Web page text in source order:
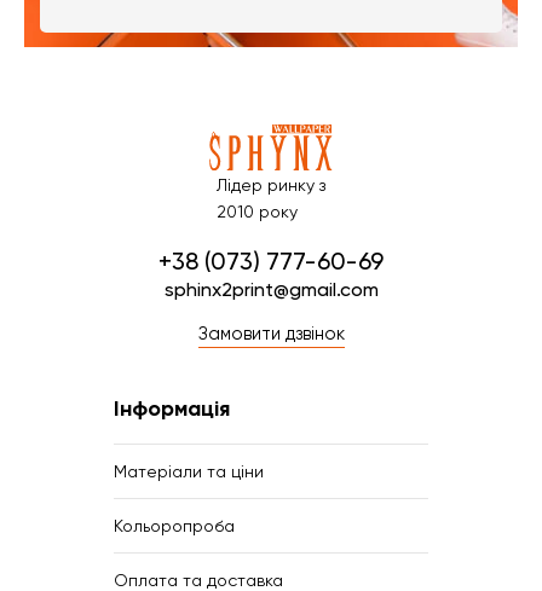
Лідер ринку з
2010 року
+38 (073) 777-60-69
sphinx2print@gmail.com
Замовити дзвінок
Інформація
Матеріали та ціни
Кольоропроба
Оплата та доставка